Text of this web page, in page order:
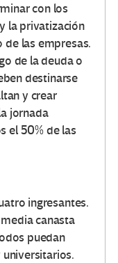
con los
la privatización
las empresas.
de la deuda o
destinarse
y crear
jornada
el 50% de las
ingresantes.
canasta
puedan